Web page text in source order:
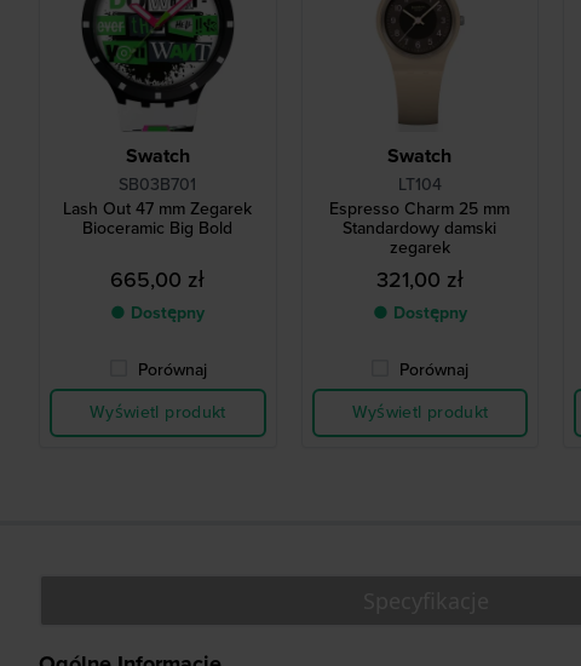
Swatch
SB03B701
Lash Out 47 mm Zegarek
Bioceramic Big Bold
665,00 zł
● Dostępny
Porównaj
Wyświetl produkt
Swatch
LT104
Espresso Charm 25 mm
Standardowy damski
zegarek
321,00 zł
● Dostępny
Porównaj
Wyświetl produkt